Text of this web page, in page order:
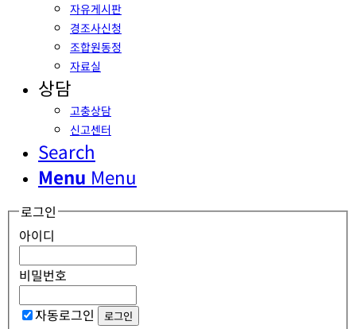
자유게시판
경조사신청
조합원동정
자료실
상담
고충상담
신고센터
Search
Menu Menu
로그인
아이디
비밀번호
자동로그인